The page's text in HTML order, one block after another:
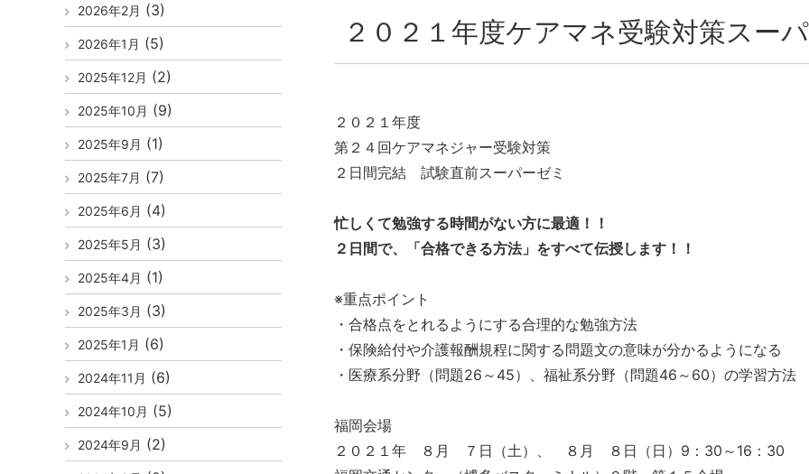
２０２１年度ケアマネ受験対策スー
２０２１年度
第２４回ケアマネジャー受験対策
２日間完結 試験直前スーパーゼミ
忙しくて勉強する時間がない方に最適！！
２日間で、「合格できる方法」をすべて伝授します！！
※重点ポイント
・合格点をとれるようにする合理的な勉強方法
・保険給付や介護報酬規程に関する問題文の意味が分かるようになる
・医療系分野（問題26～45）、福祉系分野（問題46～60）の学習方
福岡会場
２０２１年 ８月 ７日（土）、 ８月 ８日（日）9：30～16：30
2026年2月 (3)
2026年1月 (5)
2025年12月 (2)
2025年10月 (9)
2025年9月 (1)
2025年7月 (7)
2025年6月 (4)
2025年5月 (3)
2025年4月 (1)
2025年3月 (3)
2025年1月 (6)
2024年11月 (6)
2024年10月 (5)
2024年9月 (2)